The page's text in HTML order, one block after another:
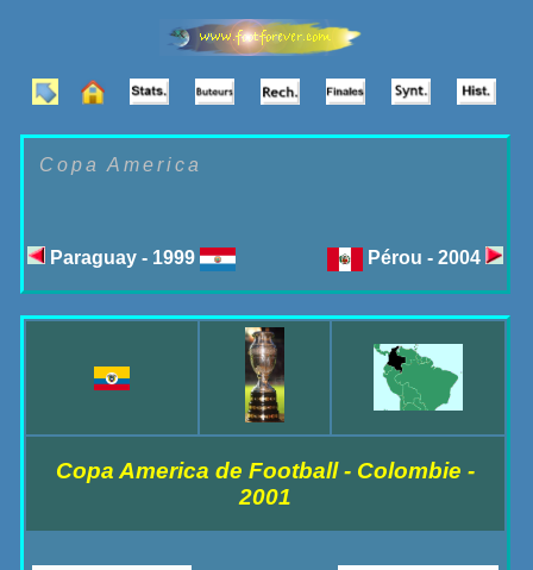
Copa America
Paraguay - 1999 Pérou - 2004
Copa America de Football - Colombie -
2001